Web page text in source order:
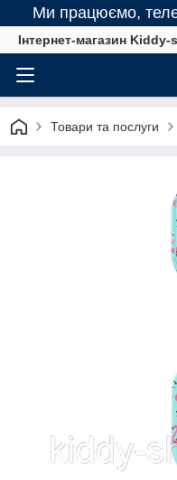
Ми працюємо,
Інтернет-магазин Kiddy-
Товари та послуги